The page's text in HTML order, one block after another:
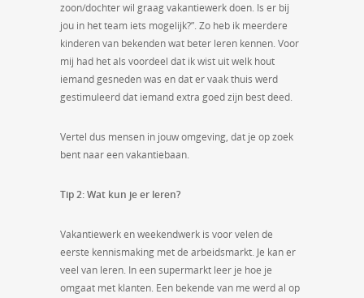
zoon/dochter wil graag vakantiewerk doen. Is er bij
jou in het team iets mogelijk?”. Zo heb ik meerdere
kinderen van bekenden wat beter leren kennen. Voor
mij had het als voordeel dat ik wist uit welk hout
iemand gesneden was en dat er vaak thuis werd
gestimuleerd dat iemand extra goed zijn best deed.
Vertel dus mensen in jouw omgeving, dat je op zoek
bent naar een vakantiebaan.
Tip 2: Wat kun je er leren?
Vakantiewerk en weekendwerk is voor velen de
eerste kennismaking met de arbeidsmarkt. Je kan er
veel van leren. In een supermarkt leer je hoe je
omgaat met klanten. Een bekende van me werd al op